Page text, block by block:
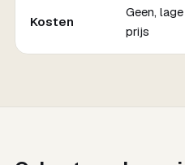
Kosten
Geen, lage
prijs